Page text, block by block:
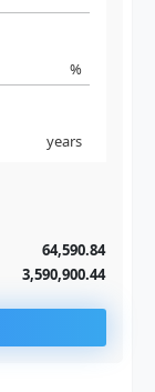
%
years
64,590.84
3,590,900.44